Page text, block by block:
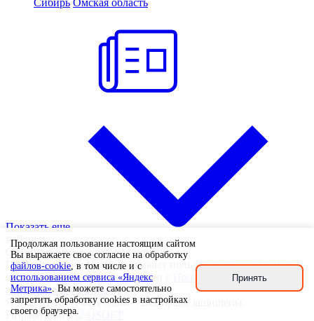
Сибирь Омская область
Показать еще
#eFuture
Официальный хештег конкурса
ПАО «Ростелеком» обрабатывает пользовательские данные
при работе сайта в соответствии с
Политикой обработки
персональных данных.
© 2026 ПАО «Ростелеком». Все права защищены.
Разработано в
Продолжая пользование настоящим сайтом
Вы выражаете свое согласие на обработку
файлов-cookie, в том числе и с
использованием сервиса «Яндекс
Метрика». Вы можете самостоятельно
запретить обработку cookies в настройках
своего браузера.
Принять